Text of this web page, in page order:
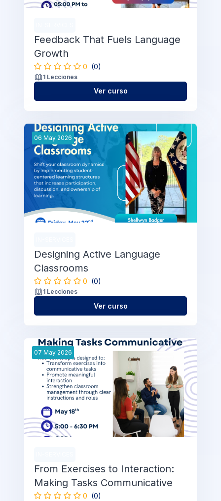
Feedback That Fuels Language
Growth
0 (0)
1 Lecciones
Ver curso
06 May 2026
Designing Active Language
Classrooms
0 (0)
1 Lecciones
Ver curso
07 May 2026
From Exercises to Interaction:
Making Tasks Communicative
0 (0)